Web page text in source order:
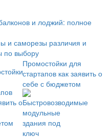
и лоджий: полное
и саморезы различия и
по выбору
Промостойки для
стартапов как заявить о
себе с бюджетом